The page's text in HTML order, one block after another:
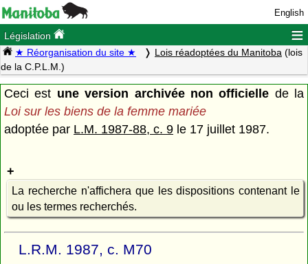
English
Législation ≡
★ Réorganisation du site ★ Lois réadoptées du Manitoba (lois
de la C.P.L.M.)
Ceci est une version archivée non officielle de la
Loi sur les biens de la femme mariée
adoptée par L.M. 1987-88, c. 9 le 17 juillet 1987.
La recherche n'affichera que les dispositions contenant le
ou les termes recherchés.
L.R.M. 1987, c. M70